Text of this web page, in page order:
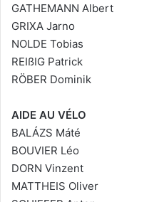
GATHEMANN Albert
GRIXA Jarno
NOLDE Tobias
REIßIG Patrick
RÖBER Dominik
AIDE AU VÉLO
BALÁZS Máté
BOUVIER Léo
DORN Vinzent
MATTHEIS Oliver